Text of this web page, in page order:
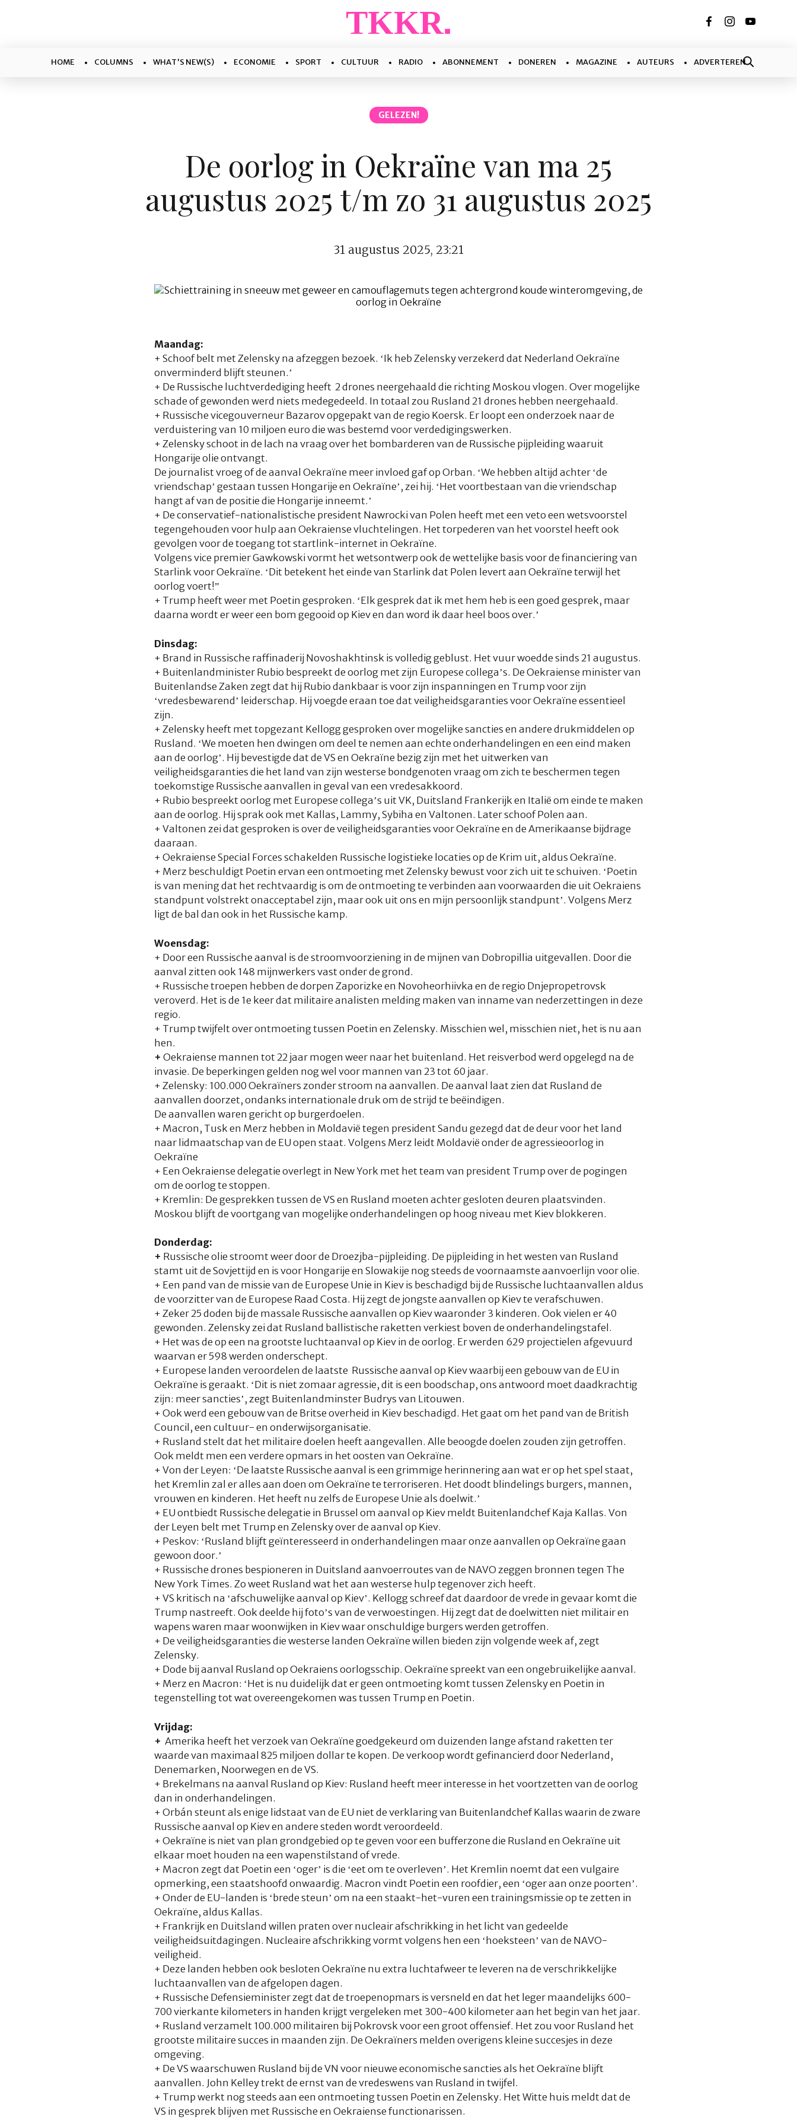
HOME COLUMNS WHAT'S NEW(S) ECONOMIE SPORT CULTUUR RADIO ABONNEMENT DONEREN MAGAZINE AUTEURS ADVERTEREN
GELEZEN!
De oorlog in Oekraïne van ma 25
augustus 2025 t/m zo 31 augustus 2025
31 augustus 2025, 23:21
Maandag:
+ Schoof belt met Zelensky na afzeggen bezoek. ‘Ik heb Zelensky verzekerd dat Nederland Oekraïne
onverminderd blijft steunen.’
+ De Russische luchtverdediging heeft 2 drones neergehaald die richting Moskou vlogen. Over mogelijke
schade of gewonden werd niets medegedeeld. In totaal zou Rusland 21 drones hebben neergehaald.
+ Russische vicegouverneur Bazarov opgepakt van de regio Koersk. Er loopt een onderzoek naar de
verduistering van 10 miljoen euro die was bestemd voor verdedigingswerken.
+ Zelensky schoot in de lach na vraag over het bombarderen van de Russische pijpleiding waaruit
Hongarije olie ontvangt.
De journalist vroeg of de aanval Oekraïne meer invloed gaf op Orban. ‘We hebben altijd achter ‘de
vriendschap’ gestaan tussen Hongarije en Oekraïne’, zei hij. ‘Het voortbestaan van die vriendschap
hangt af van de positie die Hongarije inneemt.’
+ De conservatief-nationalistische president Nawrocki van Polen heeft met een veto een wetsvoorstel
tegengehouden voor hulp aan Oekraiense vluchtelingen. Het torpederen van het voorstel heeft ook
gevolgen voor de toegang tot startlink-internet in Oekraïne.
Volgens vice premier Gawkowski vormt het wetsontwerp ook de wettelijke basis voor de financiering van
Starlink voor Oekraïne. ‘Dit betekent het einde van Starlink dat Polen levert aan Oekraïne terwijl het
oorlog voert!”
+ Trump heeft weer met Poetin gesproken. ‘Elk gesprek dat ik met hem heb is een goed gesprek, maar
daarna wordt er weer een bom gegooid op Kiev en dan word ik daar heel boos over.’
Dinsdag:
+ Brand in Russische raffinaderij Novoshakhtinsk is volledig geblust. Het vuur woedde sinds 21 augustus.
+ Buitenlandminister Rubio bespreekt de oorlog met zijn Europese collega’s. De Oekraiense minister van
Buitenlandse Zaken zegt dat hij Rubio dankbaar is voor zijn inspanningen en Trump voor zijn
‘vredesbewarend’ leiderschap. Hij voegde eraan toe dat veiligheidsgaranties voor Oekraïne essentieel
zijn.
+ Zelensky heeft met topgezant Kellogg gesproken over mogelijke sancties en andere drukmiddelen op
Rusland. ‘We moeten hen dwingen om deel te nemen aan echte onderhandelingen en een eind maken
aan de oorlog’. Hij bevestigde dat de VS en Oekraïne bezig zijn met het uitwerken van
veiligheidsgaranties die het land van zijn westerse bondgenoten vraag om zich te beschermen tegen
toekomstige Russische aanvallen in geval van een vredesakkoord.
+ Rubio bespreekt oorlog met Europese collega’s uit VK, Duitsland Frankerijk en Italië om einde te maken
aan de oorlog. Hij sprak ook met Kallas, Lammy, Sybiha en Valtonen. Later schoof Polen aan.
+ Valtonen zei dat gesproken is over de veiligheidsgaranties voor Oekraïne en de Amerikaanse bijdrage
daaraan.
+ Oekraiense Special Forces schakelden Russische logistieke locaties op de Krim uit, aldus Oekraïne.
+ Merz beschuldigt Poetin ervan een ontmoeting met Zelensky bewust voor zich uit te schuiven. ‘Poetin
is van mening dat het rechtvaardig is om de ontmoeting te verbinden aan voorwaarden die uit Oekraiens
standpunt volstrekt onacceptabel zijn, maar ook uit ons en mijn persoonlijk standpunt’. Volgens Merz
ligt de bal dan ook in het Russische kamp.
Woensdag:
+ Door een Russische aanval is de stroomvoorziening in de mijnen van Dobropillia uitgevallen. Door die
aanval zitten ook 148 mijnwerkers vast onder de grond.
+ Russische troepen hebben de dorpen Zaporizke en Novoheorhiivka en de regio Dnjepropetrovsk
veroverd. Het is de 1e keer dat militaire analisten melding maken van inname van nederzettingen in deze
regio.
+ Trump twijfelt over ontmoeting tussen Poetin en Zelensky. Misschien wel, misschien niet, het is nu aan
hen.
+ Oekraiense mannen tot 22 jaar mogen weer naar het buitenland. Het reisverbod werd opgelegd na de
invasie. De beperkingen gelden nog wel voor mannen van 23 tot 60 jaar.
+ Zelensky: 100.000 Oekraïners zonder stroom na aanvallen. De aanval laat zien dat Rusland de
aanvallen doorzet, ondanks internationale druk om de strijd te beëindigen.
De aanvallen waren gericht op burgerdoelen.
+ Macron, Tusk en Merz hebben in Moldavië tegen president Sandu gezegd dat de deur voor het land
naar lidmaatschap van de EU open staat. Volgens Merz leidt Moldavië onder de agressieoorlog in
Oekraïne
+ Een Oekraiense delegatie overlegt in New York met het team van president Trump over de pogingen
om de oorlog te stoppen.
+ Kremlin: De gesprekken tussen de VS en Rusland moeten achter gesloten deuren plaatsvinden.
Moskou blijft de voortgang van mogelijke onderhandelingen op hoog niveau met Kiev blokkeren.
Donderdag:
+ Russische olie stroomt weer door de Droezjba-pijpleiding. De pijpleiding in het westen van Rusland
stamt uit de Sovjettijd en is voor Hongarije en Slowakije nog steeds de voornaamste aanvoerlijn voor olie.
+ Een pand van de missie van de Europese Unie in Kiev is beschadigd bij de Russische luchtaanvallen aldus
de voorzitter van de Europese Raad Costa. Hij zegt de jongste aanvallen op Kiev te verafschuwen.
+ Zeker 25 doden bij de massale Russische aanvallen op Kiev waaronder 3 kinderen. Ook vielen er 40
gewonden. Zelensky zei dat Rusland ballistische raketten verkiest boven de onderhandelingstafel.
+ Het was de op een na grootste luchtaanval op Kiev in de oorlog. Er werden 629 projectielen afgevuurd
waarvan er 598 werden onderschept.
+ Europese landen veroordelen de laatste Russische aanval op Kiev waarbij een gebouw van de EU in
Oekraïne is geraakt. ‘Dit is niet zomaar agressie, dit is een boodschap, ons antwoord moet daadkrachtig
zijn: meer sancties’, zegt Buitenlandminster Budrys van Litouwen.
+ Ook werd een gebouw van de Britse overheid in Kiev beschadigd. Het gaat om het pand van de British
Council, een cultuur- en onderwijsorganisatie.
+ Rusland stelt dat het militaire doelen heeft aangevallen. Alle beoogde doelen zouden zijn getroffen.
Ook meldt men een verdere opmars in het oosten van Oekraïne.
+ Von der Leyen: ‘De laatste Russische aanval is een grimmige herinnering aan wat er op het spel staat,
het Kremlin zal er alles aan doen om Oekraïne te terroriseren. Het doodt blindelings burgers, mannen,
vrouwen en kinderen. Het heeft nu zelfs de Europese Unie als doelwit.’
+ EU ontbiedt Russische delegatie in Brussel om aanval op Kiev meldt Buitenlandchef Kaja Kallas. Von
der Leyen belt met Trump en Zelensky over de aanval op Kiev.
+ Peskov: ‘Rusland blijft geïnteresseerd in onderhandelingen maar onze aanvallen op Oekraïne gaan
gewoon door.’
+ Russische drones bespioneren in Duitsland aanvoerroutes van de NAVO zeggen bronnen tegen The
New York Times. Zo weet Rusland wat het aan westerse hulp tegenover zich heeft.
+ VS kritisch na ‘afschuwelijke aanval op Kiev’. Kellogg schreef dat daardoor de vrede in gevaar komt die
Trump nastreeft. Ook deelde hij foto’s van de verwoestingen. Hij zegt dat de doelwitten niet militair en
wapens waren maar woonwijken in Kiev waar onschuldige burgers werden getroffen.
+ De veiligheidsgaranties die westerse landen Oekraïne willen bieden zijn volgende week af, zegt
Zelensky.
+ Dode bij aanval Rusland op Oekraiens oorlogsschip. Oekraïne spreekt van een ongebruikelijke aanval.
+ Merz en Macron: ‘Het is nu duidelijk dat er geen ontmoeting komt tussen Zelensky en Poetin in
tegenstelling tot wat overeengekomen was tussen Trump en Poetin.
Vrijdag:
+ Amerika heeft het verzoek van Oekraïne goedgekeurd om duizenden lange afstand raketten ter
waarde van maximaal 825 miljoen dollar te kopen. De verkoop wordt gefinancierd door Nederland,
Denemarken, Noorwegen en de VS.
+ Brekelmans na aanval Rusland op Kiev: Rusland heeft meer interesse in het voortzetten van de oorlog
dan in onderhandelingen.
+ Orbán steunt als enige lidstaat van de EU niet de verklaring van Buitenlandchef Kallas waarin de zware
Russische aanval op Kiev en andere steden wordt veroordeeld.
+ Oekraïne is niet van plan grondgebied op te geven voor een bufferzone die Rusland en Oekraïne uit
elkaar moet houden na een wapenstilstand of vrede.
+ Macron zegt dat Poetin een ‘oger’ is die ‘eet om te overleven’. Het Kremlin noemt dat een vulgaire
opmerking, een staatshoofd onwaardig. Macron vindt Poetin een roofdier, een ‘oger aan onze poorten’.
+ Onder de EU-landen is ‘brede steun’ om na een staakt-het-vuren een trainingsmissie op te zetten in
Oekraïne, aldus Kallas.
+ Frankrijk en Duitsland willen praten over nucleair afschrikking in het licht van gedeelde
veiligheidsuitdagingen. Nucleaire afschrikking vormt volgens hen een ‘hoeksteen’ van de NAVO-
veiligheid.
+ Deze landen hebben ook besloten Oekraïne nu extra luchtafweer te leveren na de verschrikkelijke
luchtaanvallen van de afgelopen dagen.
+ Russische Defensieminister zegt dat de troepenopmars is versneld en dat het leger maandelijks 600-
700 vierkante kilometers in handen krijgt vergeleken met 300-400 kilometer aan het begin van het jaar.
+ Rusland verzamelt 100.000 militairen bij Pokrovsk voor een groot offensief. Het zou voor Rusland het
grootste militaire succes in maanden zijn. De Oekraïners melden overigens kleine succesjes in deze
omgeving.
+ De VS waarschuwen Rusland bij de VN voor nieuwe economische sancties als het Oekraïne blijft
aanvallen. John Kelley trekt de ernst van de vredeswens van Rusland in twijfel.
+ Trump werkt nog steeds aan een ontmoeting tussen Poetin en Zelensky. Het Witte huis meldt dat de
VS in gesprek blijven met Russische en Oekraiense functionarissen.